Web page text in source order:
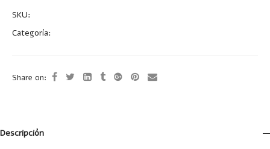
SKU:
Categoría:
Share on:
Descripción